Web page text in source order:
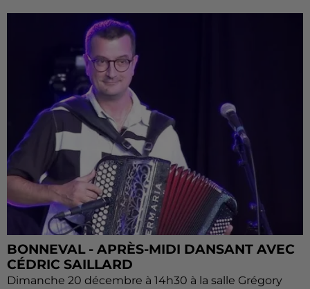
BONNEVAL - APRÈS-MIDI DANSANT AVEC
CÉDRIC SAILLARD
Dimanche 20 décembre à 14h30 à la salle Grégory